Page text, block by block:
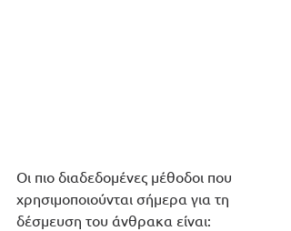
Οι πιο διαδεδομένες μέθοδοι που
χρησιμοποιούνται σήμερα για τη
δέσμευση του άνθρακα είναι: